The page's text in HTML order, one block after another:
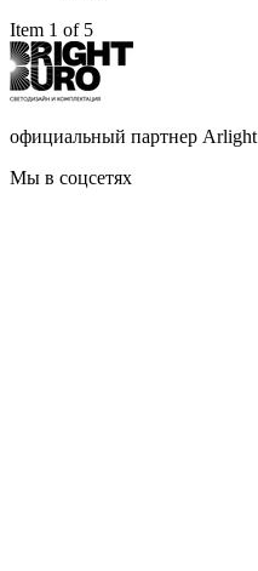
Item 1 of 5
официальный партнер Arlight
Мы в соцсетях